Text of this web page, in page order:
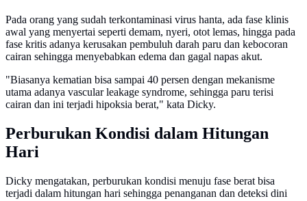
Pada orang yang sudah terkontaminasi virus hanta, ada fase klinis
awal yang menyertai seperti demam, nyeri, otot lemas, hingga pada
fase kritis adanya kerusakan pembuluh darah paru dan kebocoran
cairan sehingga menyebabkan edema dan gagal napas akut.
"Biasanya kematian bisa sampai 40 persen dengan mekanisme
utama adanya vascular leakage syndrome, sehingga paru terisi
cairan dan ini terjadi hipoksia berat," kata Dicky.
Perburukan Kondisi dalam Hitungan
Hari
Dicky mengatakan, perburukan kondisi menuju fase berat bisa
terjadi dalam hitungan hari sehingga penanganan dan deteksi dini